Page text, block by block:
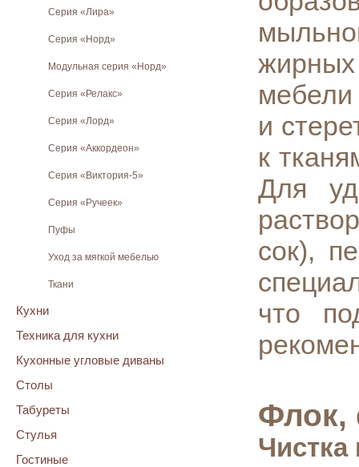
Серия «Лира»
Серия «Норд»
Модульная серия «Норд»
Серия «Релакс»
Серия «Лорд»
Серия «Аккордеон»
Серия «Виктория-5»
Серия «Ручеек»
Пуфы
Уход за мягкой мебелью
Ткани
Кухни
Техника для кухни
Кухонные угловые диваны
Столы
Табуреты
Стулья
Гостиные
и
к
Для
сок),
что
Флок,
Чистка